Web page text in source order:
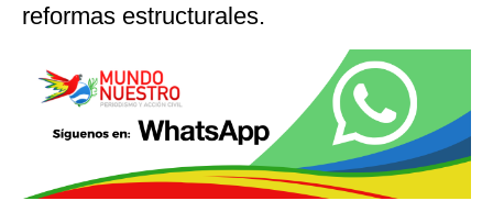
reformas estructurales.